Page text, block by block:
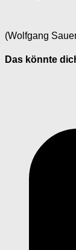
(Wolfgang
Das könnte